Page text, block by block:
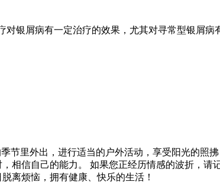
银屑病有一定治疗的效果，尤其对寻常型银屑病
节里外出，进行适当的户外活动，享受阳光的照
相信自己的能力。 如果您正经历情感的波折，请
离烦恼，拥有健康、快乐的生活！